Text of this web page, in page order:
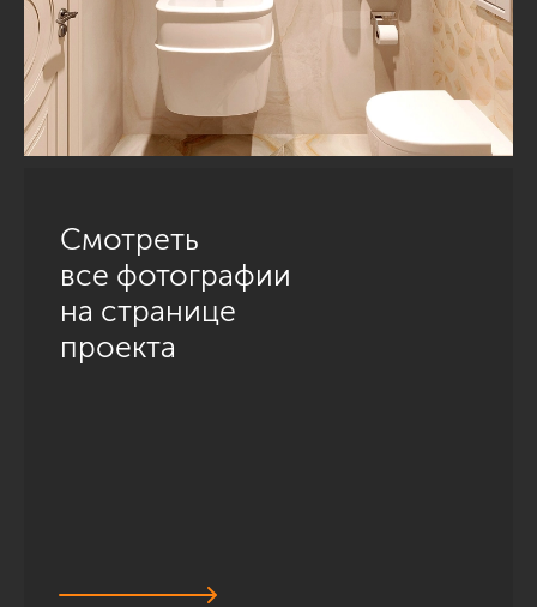
Смотреть
все фотографии
на странице
проекта